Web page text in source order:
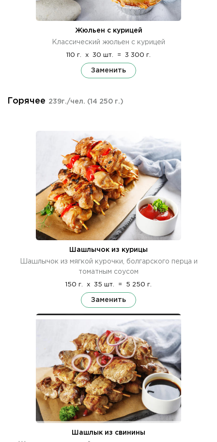
Жюльен с курицей
Классический жюльен с курицей
110 г. x 30 шт. = 3 300 г.
Заменить
Горячее 239г./чел. (14 250 г.)
Шашлычок из курицы
Шашлычок из мягкой курочки, болгарского перца и
томатным соусом
150 г. x 35 шт. = 5 250 г.
Заменить
Шашлык из свинины